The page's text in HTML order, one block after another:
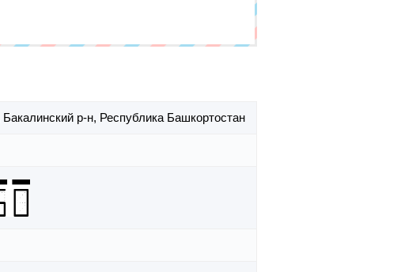
Бакалинский р-н, Республика Башкортостан